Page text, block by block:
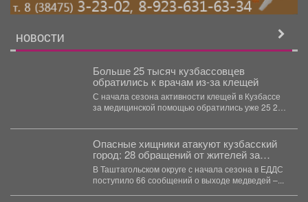
НОВОСТИ
Больше 25 тысяч кузбассовцев
обратились к врачам из-за клещей
С начала сезона активности клещей в Кузбассе
за медицинской помощью обратились уже 25 257
Опасные хищники атакуют кузбасский
город: 28 обращений от жителей за
месяц
В Таштагольском округе с начала сезона в ЕДДС
поступило 66 сообщений о выходе медведей –...